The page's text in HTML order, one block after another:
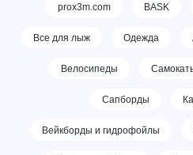
prox3m.com BASK
Все для лыж Одежда
Велосипеды
Сапборды
Вейкборды и гидрофойлы